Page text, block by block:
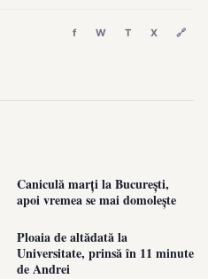
f W T X 🔗
Caniculă marți la București,
apoi vremea se mai domolește
Ploaia de altădată la
Universitate, prinsă în 11 minute
de Andrei